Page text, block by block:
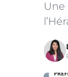
Une